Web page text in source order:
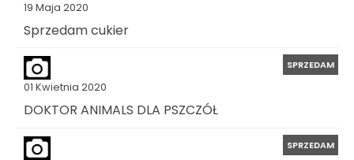
19 Maja 2020
Sprzedam cukier
01 Kwietnia 2020
SPRZEDAM
DOKTOR ANIMALS DLA PSZCZÓŁ
SPRZEDAM